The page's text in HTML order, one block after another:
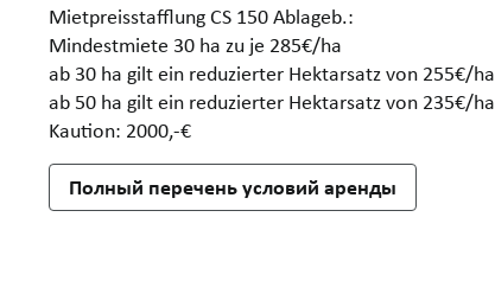
Mietpreisstafflung CS 150 Ablageb.:
Mindestmiete 30 ha zu je 285€/ha
ab 30 ha gilt ein reduzierter Hektarsatz von 255€/ha
ab 50 ha gilt ein reduzierter Hektarsatz von 235€/ha
Kaution: 2000,-€
Полный перечень условий аренды